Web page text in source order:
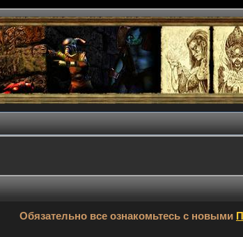
Обязательно все ознакомьтесь с новыми